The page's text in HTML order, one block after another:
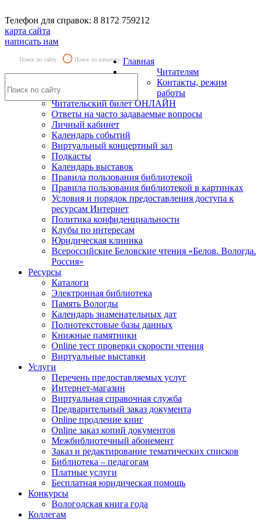
Телефон для справок: 8 8172 759212
карта сайта
написать нам
Поиск по сайту Поиск по каталогу Главная
Читателям
Контакты, режим
работы
Читательский билет ОНЛАЙН
Ответы на часто задаваемые вопросы
Личный кабинет
Календарь событий
Виртуальный концертный зал
Подкасты
Календарь выставок
Правила пользования библиотекой
Правила пользования библиотекой в картинках
Условия и порядок предоставления доступа к
ресурсам Интернет
Политика конфиденциальности
Клубы по интересам
Юридическая клиника
Всероссийские Беловские чтения «Белов. Вологда.
Россия»
Ресурсы
Каталоги
Электронная библиотека
Память Вологды
Календарь знаменательных дат
Полнотекстовые базы данных
Книжные памятники
Online тест проверки скорости чтения
Виртуальные выставки
Услуги
Перечень предоставляемых услуг
Интернет-магазин
Виртуальная справочная служба
Предварительный заказ документа
Online продление книг
Online заказ копий документов
Межбиблиотечный абонемент
Заказ и редактирование тематических списков
Библиотека – педагогам
Платные услуги
Бесплатная юридическая помощь
Конкурсы
Вологодская книга года
Коллегам